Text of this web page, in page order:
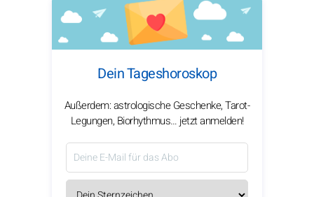
Dein Tageshoroskop
Außerdem: astrologische Geschenke, Tarot-
Legungen, Biorhythmus… jetzt anmelden!